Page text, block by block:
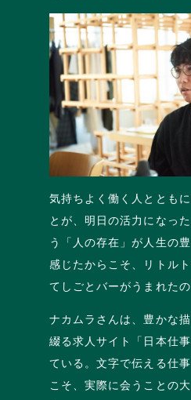
気持ちよく働く人ととも
とが、明日の活力になっ
う「人の存在」が人生の
感じたからこそ、リトル
てしごとバーがうまれたの
ナカムラさんは、豊かな
綴る求人サイト「日本仕
ている。文字で伝える仕
こそ、実際に会うことの